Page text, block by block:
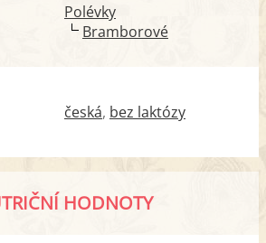
Polévky
Bramborové
česká bez laktózy
HODNOTY